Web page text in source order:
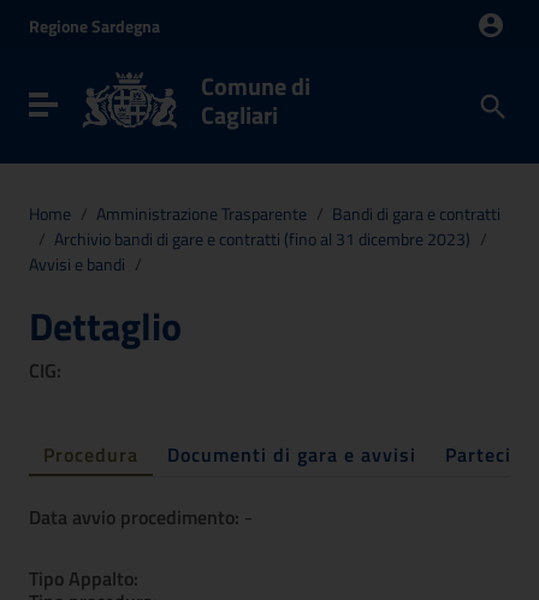
Vai al menu di navigazione
RegioneSardegna
Toggle navigation Comune di
Cagliari
Home / Amministrazione Trasparente / Bandi di gara e contratti
/ Archivio bandi di gare e contratti (fino al 31 dicembre 2023) /
Avvisi e bandi /
Dettaglio
CIG:
Procedura Documenti di gara e avvisi
Data avvio procedimento: -
Tipo Appalto: